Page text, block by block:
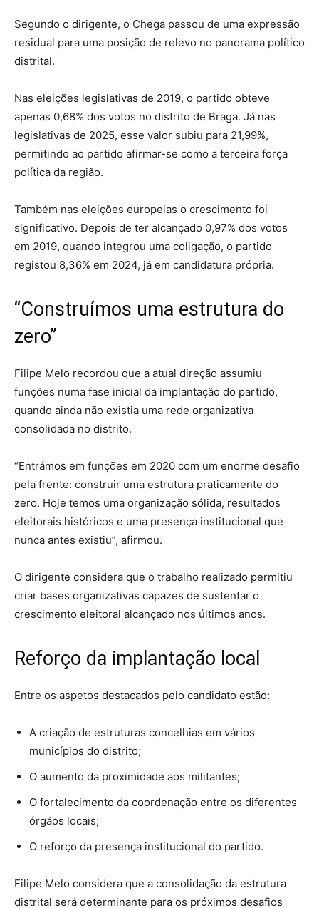
Segundo o dirigente, o Chega passou de uma expressão
residual para uma posição de relevo no panorama político
distrital.
Nas eleições legislativas de 2019, o partido obteve
apenas 0,68% dos votos no distrito de Braga. Já nas
legislativas de 2025, esse valor subiu para 21,99%,
permitindo ao partido afirmar-se como a terceira força
política da região.
Também nas eleições europeias o crescimento foi
significativo. Depois de ter alcançado 0,97% dos votos
em 2019, quando integrou uma coligação, o partido
registou 8,36% em 2024, já em candidatura própria.
“Construímos uma estrutura do
zero”
Filipe Melo recordou que a atual direção assumiu
funções numa fase inicial da implantação do partido,
quando ainda não existia uma rede organizativa
consolidada no distrito.
“Entrámos em funções em 2020 com um enorme desafio
pela frente: construir uma estrutura praticamente do
zero. Hoje temos uma organização sólida, resultados
eleitorais históricos e uma presença institucional que
nunca antes existiu”, afirmou.
O dirigente considera que o trabalho realizado permitiu
criar bases organizativas capazes de sustentar o
crescimento eleitoral alcançado nos últimos anos.
Reforço da implantação local
Entre os aspetos destacados pelo candidato estão:
A criação de estruturas concelhias em vários
municípios do distrito;
O aumento da proximidade aos militantes;
O fortalecimento da coordenação entre os diferentes
órgãos locais;
O reforço da presença institucional do partido.
Filipe Melo considera que a consolidação da estrutura
distrital será determinante para os próximos desafios